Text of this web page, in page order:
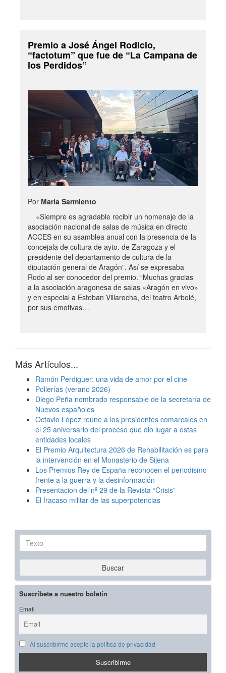
Premio a José Ángel Rodicio,
“factotum” que fue de “La Campana de
los Perdidos”
Por María Sarmiento
«Siempre es agradable recibir un homenaje de la
asociación nacional de salas de música en directo
ACCES en su asamblea anual con la presencia de la
concejala de cultura de ayto. de Zaragoza y el
presidente del departamento de cultura de la
diputación general de Aragón”. Así se expresaba
Rodo al ser conocedor del premio. “Muchas gracias
a la asociación aragonesa de salas «Aragón en vivo»
y en especial a Esteban Villarocha, del teatro Arbolé,
por sus emotivas…
Más Artículos...
Ramón Perdiguer: una vida de amor por el cine
Pollerías (verano 2026)
Diego Peña nombrado responsable de la secretaría de
Nuevos españoles
Octavio López reúne a los presidentes comarcales en
el 25 aniversario del proceso que dio lugar a estas
entidades locales
El Premio Arquitectura 2026 de Rehabilitación es para
la intervención en el Monasterio de Sijena
Los Premios Rey de España reconocen el periodismo
frente a la guerra y la desinformación
Presentacion del nº 29 de la Revista “Crisis”
El fracaso militar de las superpotencias
Texto
Buscar
Suscríbete a nuestro boletín
Email
Al suscribirme acepto la política de privacidad